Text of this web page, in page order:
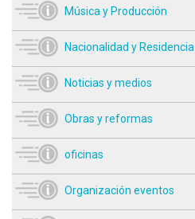
Música y Producción
Nacionalidad y Residencia
Noticias y medios
Obras y reformas
oficinas
Organización eventos